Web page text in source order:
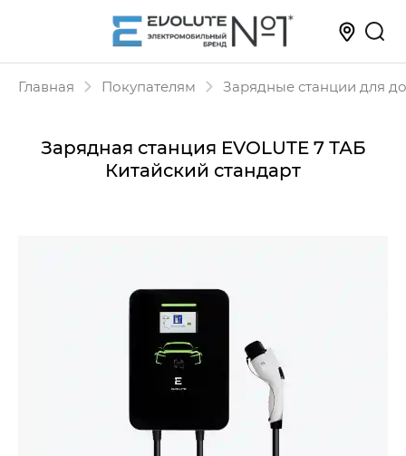
Главная Покупателям Зарядные станции для
Зарядная станция EVOLUTE 7 ТАБ
Китайский стандарт